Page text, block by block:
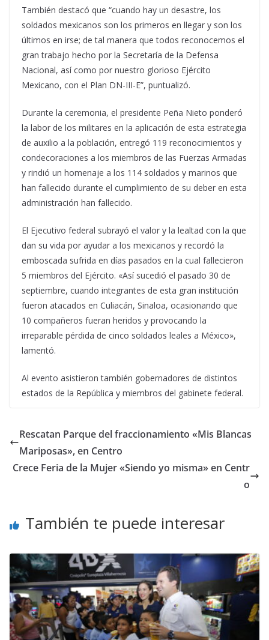
También destacó que “cuando hay un desastre, los
soldados mexicanos son los primeros en llegar y son los
últimos en irse; de tal manera que todos reconocemos el
gran trabajo hecho por la Secretaría de la Defensa
Nacional, así como por nuestro glorioso Ejército
Mexicano, con el Plan DN-III-E”, puntualizó.
Durante la ceremonia, el presidente Peña Nieto ponderó
la labor de los militares en la aplicación de esta estrategia
de auxilio a la población, entregó 119 reconocimientos y
condecoraciones a los miembros de las Fuerzas Armadas
y rindió un homenaje a los 114 soldados y marinos que
han fallecido durante el cumplimiento de su deber en esta
administración han fallecido.
El Ejecutivo federal subrayó el valor y la lealtad con la que
dan su vida por ayudar a los mexicanos y recordó la
emboscada sufrida en días pasados en la cual fallecieron
5 miembros del Ejército. «Así sucedió el pasado 30 de
septiembre, cuando integrantes de esta gran institución
fueron atacados en Culiacán, Sinaloa, ocasionando que
10 compañeros fueran heridos y provocando la
irreparable pérdida de cinco soldados leales a México»,
lamentó.
Al evento asistieron también gobernadores de distintos
estados de la República y miembros del gabinete federal.
Rescatan Parque del fraccionamiento «Mis Blancas
Mariposas», en Centro
Crece Feria de la Mujer «Siendo yo misma» en Centr
o
También te puede interesar